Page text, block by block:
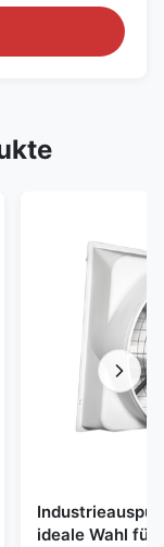
ideale Wahl für